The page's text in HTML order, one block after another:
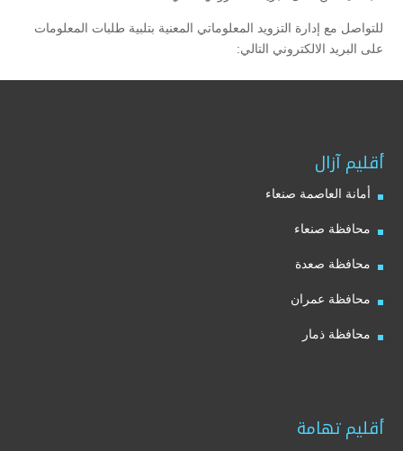
للتواصل مع إدارة التزويد المعلوماتي المعنية بتلبية طلبات المعلومات
على البريد الالكتروني التالي:
أقليم آزال
أمانة العاصمة صنعاء
محافظة صنعاء
محافظة صعدة
محافظة عمران
محافظة ذمار
أقليم تهامة